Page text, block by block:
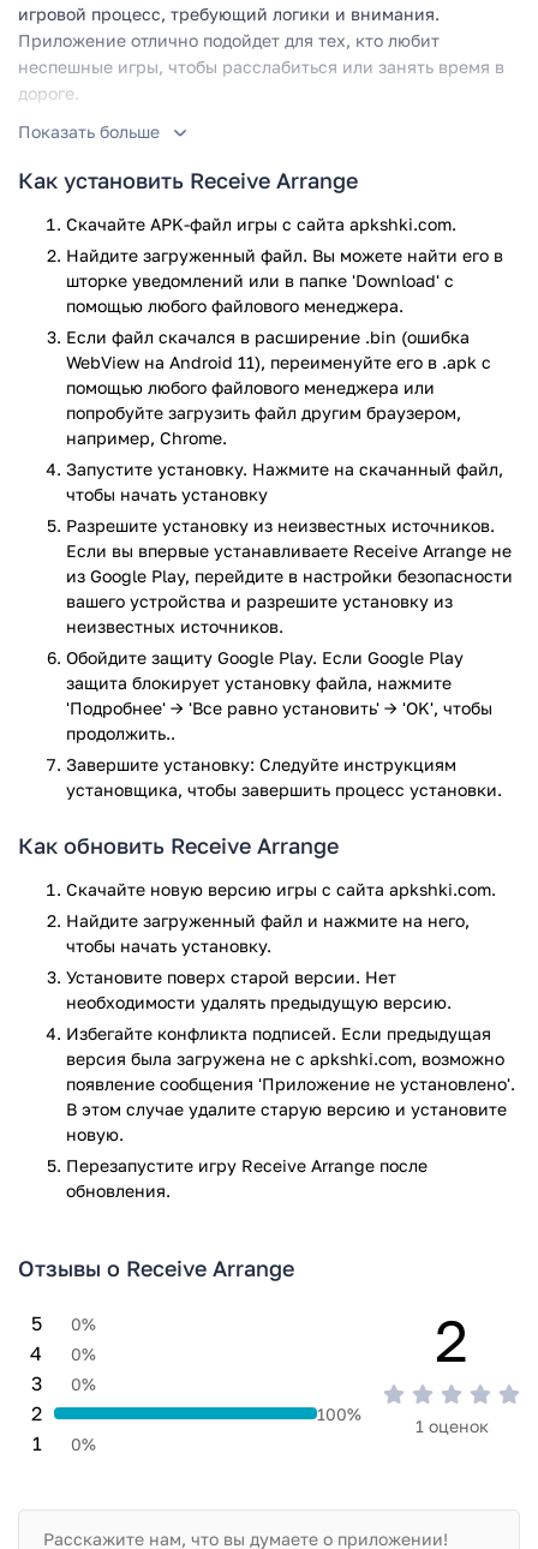
игровой процесс, требующий логики и внимания.
Приложение отлично подойдет для тех, кто любит
неспешные игры, чтобы расслабиться или занять время в
дороге.
Игровой процесс
Суть игры — правильно распределять предметы или
символы по заданным правилам. Уровни начинаются с
простых комбинаций, но постепенно усложняются,
добавляя новые механики. Интерфейс минималистичный:
все действия выполняются касаниями, а подсказки
появляются только в начале. Задача — найти
закономерность и правильно расставить элементы.
Ошибки не наказывают строго — можно пробовать снова,
пока не получится.
Receive Arrange — отличный вариант для тех, кто ценит
спокойные головоломки без лишней сложности. Игра не
перегружает, но заставляет думать, а ее минимализм
становится преимуществом. Если вам нравятся задачи на
логику без спешки и стресса — попробуйте. Но тем, кто
ждет динамики или красочной графики, возможно, стоит
поискать другие варианты.
Игра Receive Arrange прошла проверку антивирусом
VirusTotal. В результате проверки по всем последним
сигнатурам заражения файлов не выявлено.
Показать больше
Как установить Receive Arrange
Скачайте APK-файл игры с сайта apkshki.com.
Найдите загруженный файл. Вы можете найти его в
шторке уведомлений или в папке 'Download' с
помощью любого файлового менеджера.
Если файл скачался в расширение .bin (ошибка
WebView на Android 11), переименуйте его в .apk с
помощью любого файлового менеджера или
попробуйте загрузить файл другим браузером,
например, Chrome.
Запустите установку. Нажмите на скачанный файл,
чтобы начать установку
Разрешите установку из неизвестных источников.
Если вы впервые устанавливаете Receive Arrange не
из Google Play, перейдите в настройки безопасности
вашего устройства и разрешите установку из
неизвестных источников.
Обойдите защиту Google Play. Если Google Play
защита блокирует установку файла, нажмите
'Подробнее' → 'Все равно установить' → 'OK', чтобы
продолжить..
Завершите установку: Следуйте инструкциям
установщика, чтобы завершить процесс установки.
Как обновить Receive Arrange
Скачайте новую версию игры с сайта apkshki.com.
Найдите загруженный файл и нажмите на него,
чтобы начать установку.
Установите поверх старой версии. Нет
необходимости удалять предыдущую версию.
Избегайте конфликта подписей. Если предыдущая
версия была загружена не с apkshki.com, возможно
появление сообщения 'Приложение не установлено'.
В этом случае удалите старую версию и установите
новую.
Перезапустите игру Receive Arrange после
обновления.
Отзывы о Receive Arrange
1 0%
2 100%
3 0%
4 0%
5 0% 2
1 оценок